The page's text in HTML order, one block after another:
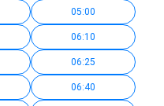
05:00
06:10
06:25
06:40